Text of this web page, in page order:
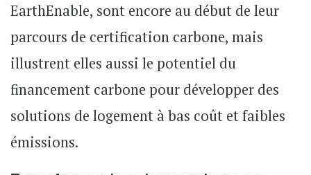
EarthEnable, sont encore au début de leur
parcours de certification carbone, mais
illustrent elles aussi le potentiel du
financement carbone pour développer des
solutions de logement à bas coût et faibles
émissions.